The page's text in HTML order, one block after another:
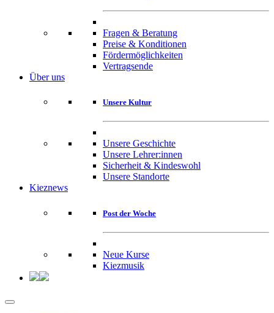
Fragen & Beratung
Preise & Konditionen
Fördermöglichkeiten
Vertragsende
Über uns
Unsere Kultur
Unsere Geschichte
Unsere Lehrer:innen
Sicherheit & Kindeswohl
Unsere Standorte
Kieznews
Post der Woche
Neue Kurse
Kiezmusik